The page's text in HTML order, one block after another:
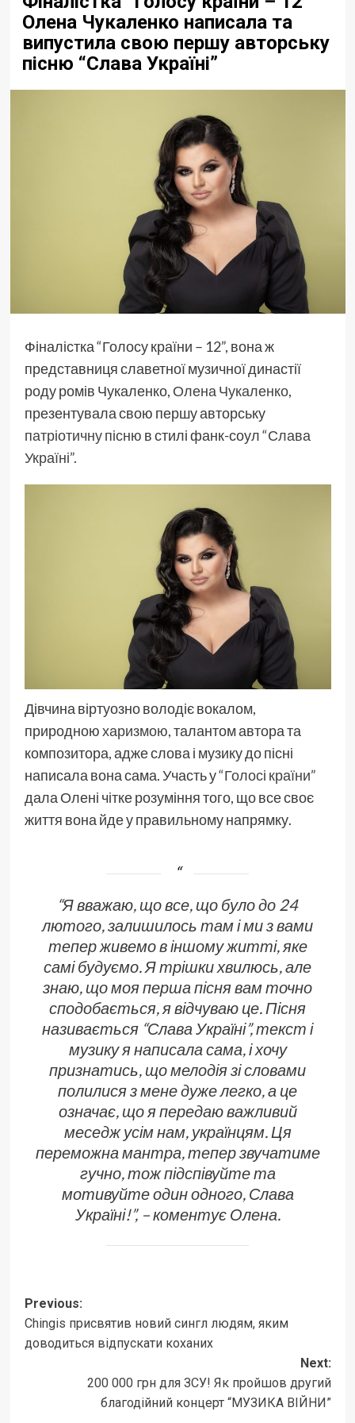
Олена Чукаленко написала та
випустила свою першу авторську
пісню “Слава Україні”
Фіналістка “Голосу країни – 12”, вона ж
представниця славетної музичної династії
роду ромів Чукаленко, Олена Чукаленко,
презентувала свою першу авторську
патріотичну пісню в стилі фанк-соул“Слава
Україні”.
Дівчина віртуозно володіє вокалом,
природноюхаризмою, талантом автора та
композитора, адже слова і музику до пісні
написала вона сама. Участь у“Голосі країни”
дала Олені чітке розуміння того, що все своє
життя вона йде у правильному напрямку.
“Я вважаю, що все, що було до 24
лютого, залишилось там і ми з вами
тепер живемо в іншому житті, яке
самі будуємо. Я трішки хвилюсь, але
знаю, що моя перша пісня вам точно
сподобається, я відчуваю це. Пісня
називається “Слава Україні”, текст і
музику я написала сама, і хочу
признатись, що мелодія зі словами
полилися з мене дуже легко, а це
означає, що я передаю важливий
меседж усім нам, українцям. Ця
переможна мантра, тепер звучатиме
гучно, тож підспівуйте та
мотивуйте один одного, Слава
Україні!”, – коментує Олена.
Post
navigation
Previous:
Chingis присвятив новий сингл людям, яким
доводиться відпускати коханих
Next:
200 000 грн для ЗСУ! Як пройшов другий
благодійний концерт “МУЗИКА ВІЙНИ”